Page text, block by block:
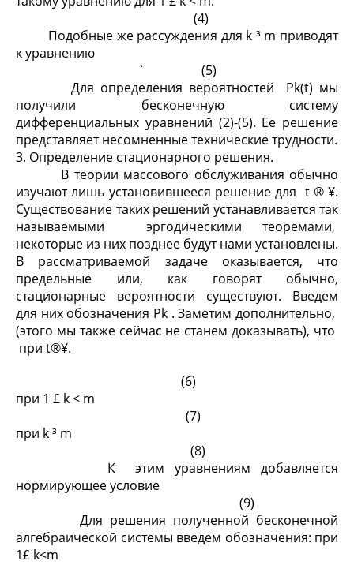
(4)
Подобные же рассуждения для k ³ m приводят
к уравнению
` (5)
Для определения вероятностей Pk(t) мы
получили бесконечную систему
дифференциальных уравнений (2)-(5). Ее решение
представляет несомненные технические трудности.
3. Определение стационарного решения.
В теории массового обслуживания обычно
изучают лишь установившееся решение для t ® ¥.
Существование таких решений устанавливается так
называемыми эргодическими теоремами,
некоторые из них позднее будут нами установлены.
В рассматриваемой задаче оказывается, что
предельные или, как говорят обычно,
стационарные вероятности существуют. Введем
для них обозначения Pk . Заметим дополнительно,
(этого мы также сейчас не станем доказывать), что
при t®¥.
(6)
при 1 £ k < m
(7)
при k ³ m
(8)
К этим уравнениям добавляется
нормирующее условие
(9)
Для решения полученной бесконечной
алгебраической системы введем обозначения: при
1£ k<m